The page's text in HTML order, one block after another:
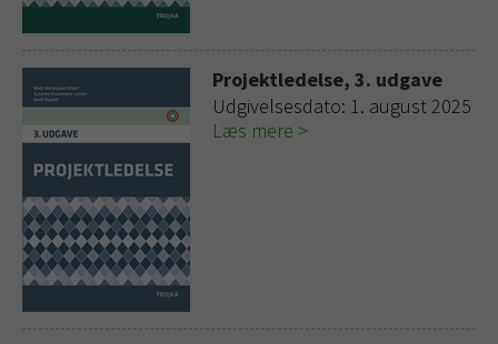
Projektledelse, 3. udgave
Udgivelsesdato: 1. august 2025
Læs mere